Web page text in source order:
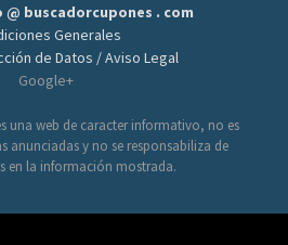
buscadorcupones . com
Generales
de Datos / Aviso Legal
Google+
una web de caracter informativo, no es
anunciadas y no se responsabiliza de
en la información mostrada.